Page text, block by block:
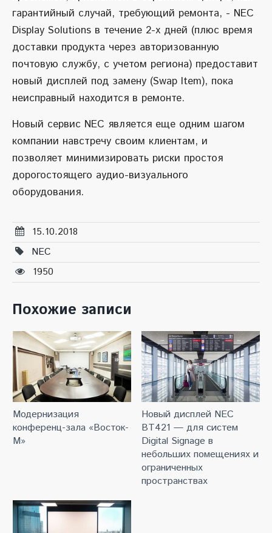
гарантийный случай, требующий ремонта, - NEC
Display Solutions в течение 2-х дней (плюс время
доставки продукта через авторизованную
почтовую службу, с учетом региона) предоставит
новый дисплей под замену (Swap Item), пока
неисправный находится в ремонте.
Новый сервис NEC является еще одним шагом
компании навстречу своим клиентам, и
позволяет минимизировать риски простоя
дорогостоящего аудио-визуального
оборудования.
15.10.2018
NEC
1950
Похожие записи
Модернизация
конференц-зала «Восток-
М»
Новый дисплей NEC
BT421 — для систем
Digital Signage в
небольших помещениях и
ограниченных
пространствах